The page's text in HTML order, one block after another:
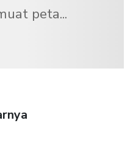
peta...